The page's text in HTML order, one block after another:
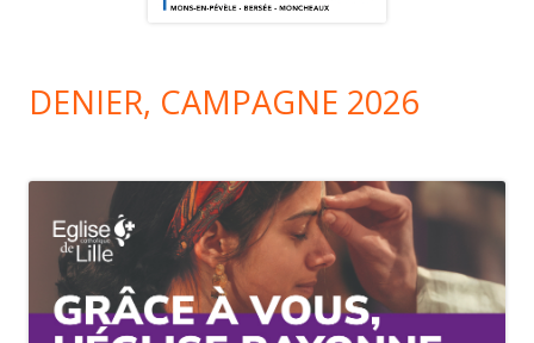
DENIER, CAMPAGNE 2026